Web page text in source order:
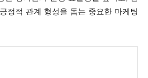
정적 관계 형성을 돕는 중요한 마케팅